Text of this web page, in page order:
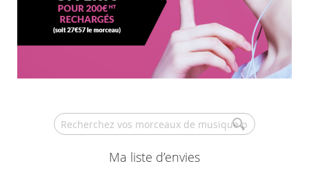
Ma liste d’envies